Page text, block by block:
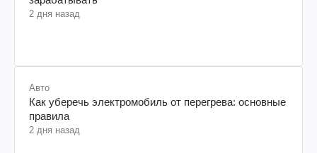
2 дня назад
Авто
Как уберечь электромобиль от перегрева: основные
правила
2 дня назад